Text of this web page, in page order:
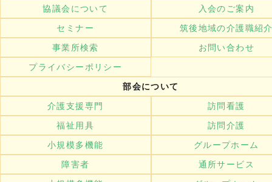
協議会について
入会のご案内
セミナー
筑後地域の介護職紹
事業所検索
お問い合わせ
プライバシーポリシー
部会について
介護支援専門
訪問看護
福祉用具
訪問介護
小規模多機能
グループホーム
障害者
通所サービス